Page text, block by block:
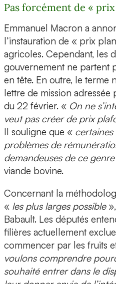
Pas forcément de «
Emmanuel Macron a
l’instauration de « prix
agricoles. Cependant, les
gouvernement ne partent
en tête. En outre, le terme
lettre de mission
du 22 février. « On ne
veut pas créer de prix
Il souligne que « certaines
problèmes de
demandeuses de ce
viande bovine.
Concernant la
« les plus larges possible
Babault. Les députés
filières actuellement
commencer par les fruits
voulons comprendre
souhaité entrer dans le